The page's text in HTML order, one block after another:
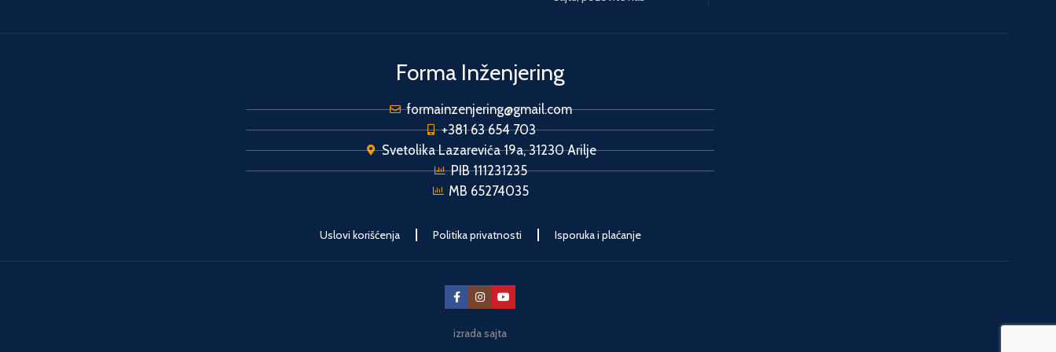
Forma Inženjering
formainzenjering@gmail.com
+381 63 654 703
Svetolika Lazarevića 19a, 31230 Arilje
PIB 111231235
MB 65274035
Uslovi korišćenja Politika privatnosti Isporuka i plaćanje
izrada sajta